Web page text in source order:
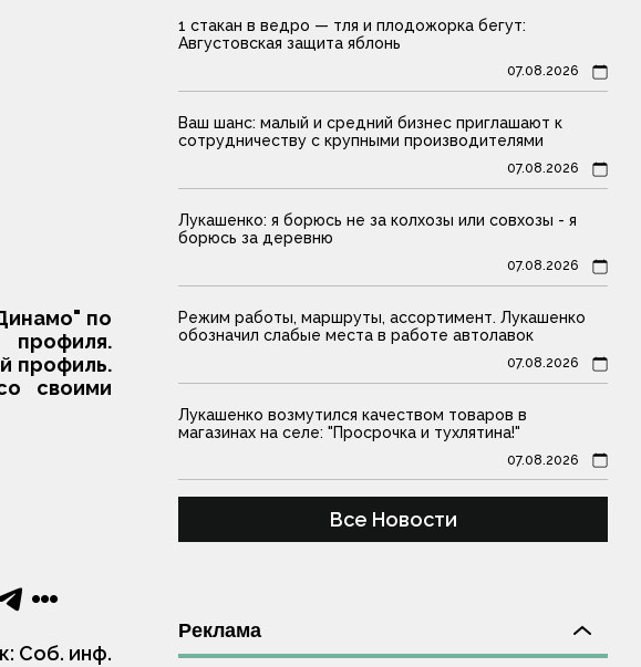
по
профиль.
своими
Соб. инф.
1 стакан в ведро — тля и плодожорка бегут:
Августовская защита яблонь
07.08.2026
Ваш шанс: малый и средний бизнес приглашают к
сотрудничеству с крупными производителями
07.08.2026
Лукашенко: я борюсь не за колхозы или совхозы - я
борюсь за деревню
07.08.2026
Режим работы, маршруты, ассортимент. Лукашенко
обозначил слабые места в работе автолавок
07.08.2026
Лукашенко возмутился качеством товаров в
магазинах на селе: "Просрочка и тухлятина!"
07.08.2026
Все Новости
Реклама